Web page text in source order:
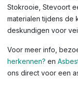
Stokrooie, Stevoort
materialen tijdens de
deskundigen voor
Voor meer info,
herkennen? en
ons direct voor een